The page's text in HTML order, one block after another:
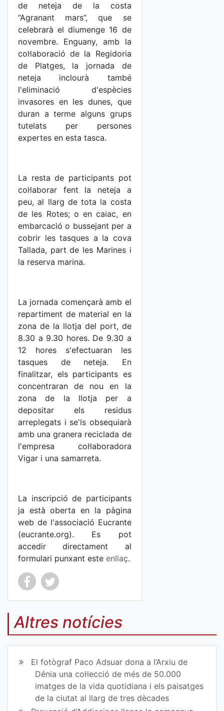
de neteja de la costa
“Agranant mars”, que se
celebrarà el diumenge 16 de
novembre. Enguany, amb la
col·laboració de la Regidoria
de Platges, la jornada de
neteja inclourà també
l'eliminació d'espècies
invasores en les dunes, que
duran a terme alguns grups
tutelats per persones
expertes en esta tasca.
La resta de participants pot
col·laborar fent la neteja a
peu, al llarg de tota la costa
de les Rotes; o en caiac, en
embarcació o bussejant per a
cobrir les tasques a la cova
Tallada, part de les Marines i
la reserva marina.
La jornada començarà amb el
repartiment de material en la
zona de la llotja del port, de
8.30 a 9.30 hores. De 9.30 a
12 hores s'efectuaran les
tasques de neteja. En
finalitzar, els participants es
concentraran de nou en la
zona de la llotja per a
depositar els residus
arreplegats i se'ls obsequiarà
amb una granera reciclada de
l'empresa col·laboradora
Vigar i una samarreta.
La inscripció de participants
ja està oberta en la pàgina
web de l'associació Eucrante
(eucrante.org). Es pot
accedir directament al
formulari punxant este enllaç.
Co
mp
art
ir
en
Fa
Co
mp
art
ir
en
Tw
Altres notícies
El fotògraf Paco Adsuar dona a l’Arxiu de
Dénia una col·lecció de més de 50.000
imatges de la vida quotidiana i els paisatges
de la ciutat al llarg de tres dècades